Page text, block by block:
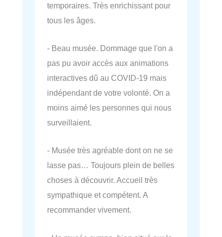
temporaires. Très enrichissant pour
tous les âges.
- Beau musée. Dommage que l'on a
pas pu avoir accès aux animations
interactives dû au COVID-19 mais
indépendant de votre volonté. On a
moins aimé les personnes qui nous
surveillaient.
- Musée très agréable dont on ne se
lasse pas… Toujours plein de belles
choses à découvrir. Accueil très
sympathique et compétent. A
recommander vivement.